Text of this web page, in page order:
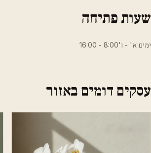
שעות פתיחה
ימים א' - ו'8:00 - 16:00
עסקים דומים באזור